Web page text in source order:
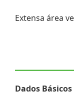
Extensa área
Dados Básicos